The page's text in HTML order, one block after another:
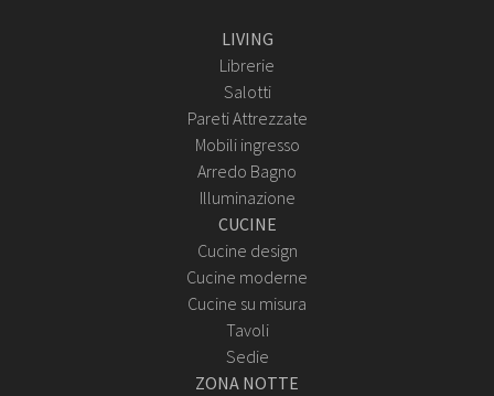
LIVING
Librerie
Salotti
Pareti Attrezzate
Mobili ingresso
Arredo Bagno
Illuminazione
CUCINE
Cucine design
Cucine moderne
Cucine su misura
Tavoli
Sedie
ZONA NOTTE